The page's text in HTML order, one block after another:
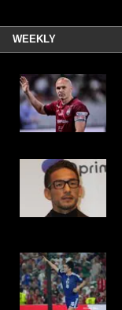
WEEKLY